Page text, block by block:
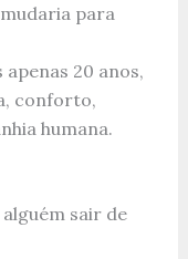
para
apenas 20 anos,
conforto,
humana.
sair de